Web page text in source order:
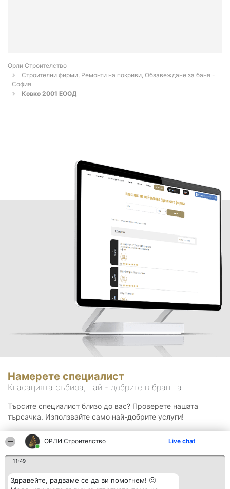
ОРЛИ Строителство Live chat
11:49
Здравейте, радваме се да ви помогнем! 🙂
Орли Строителство
Строителни фирми, Ремонти на покриви, Обзавеждане за баня -
София
Ковко 2001 ЕООД
Намерете специалист
Класацията събира, най - добрите в бранша.
Търсите специалист близо до вас? Проверете нашата
търсачка. Използвайте само най-добрите услуги!